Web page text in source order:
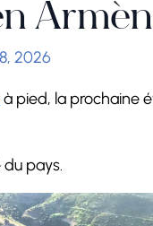
2026
à pied, la prochaine
pays.